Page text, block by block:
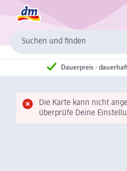
Suchen und finden
Dauerpreis -
Die Karte kann nicht
überprüfe Deine